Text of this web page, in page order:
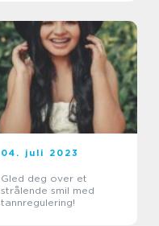
04. juli 2023
Gled deg over et
strålende smil med
tannregulering!